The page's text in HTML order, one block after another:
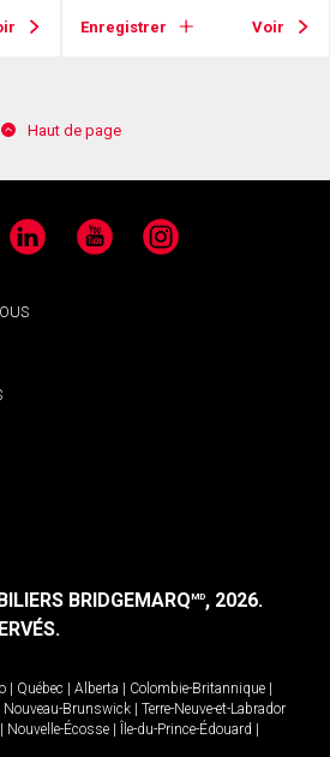
Enregistrer Voir
Haut de page
LinkedIn YouTube Instagram
BRIDGEMARQMD, 2026.
Québec Alberta Colombie-Britannique
Nouveau-Brunswick
Terre-Neuve-et-Labrador
Nouvelle-Écosse Île-du-Prince-Édouard